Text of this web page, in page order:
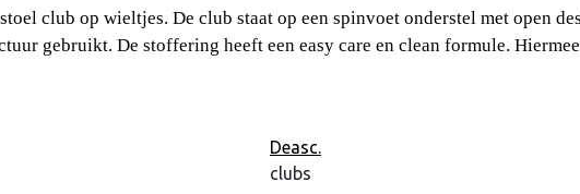
club op wieltjes. De club staat op een spinvoet onderstel met open
gebruikt. De stoffering heeft een easy care en clean formule.
Deasc.
clubs